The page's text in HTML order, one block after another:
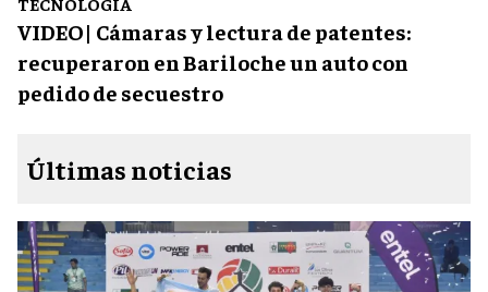
VIDEO| Cámaras y lectura de patentes:
recuperaron en Bariloche un auto con
pedido de secuestro
Últimas noticias